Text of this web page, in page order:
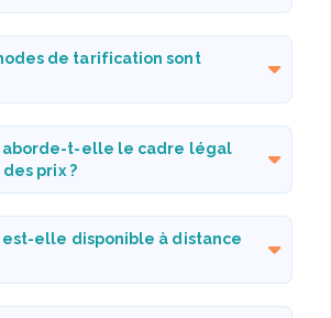
de tarification sont
aborde-t-elle le cadre légal
prix ?
elle disponible à distance